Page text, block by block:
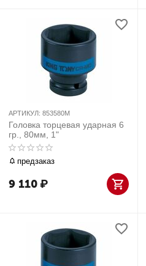
АРТИКУЛ: 853580M
Головка торцевая ударная 6
гр., 80мм, 1"
предзаказ
9 110₽